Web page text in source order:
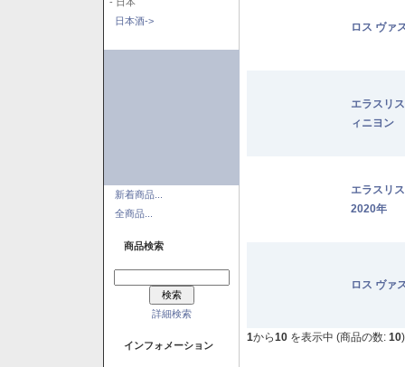
日本酒->
新着商品...
全商品...
商品検索
詳細検索
インフォメーション
ロス ヴァ
エラスリ
ィニヨン
エラスリ
2020年
ロス ヴァ
1から10 を表示中 (商品の数: 10)